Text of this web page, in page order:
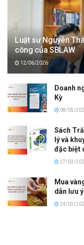
Luật sư Nguyễn
công của SBLAW
12/06/2026
Doanh
Kỳ
08/05/
Sách
lý và
đặc biệt
27/03/
Mua
dân lưu
24/03/